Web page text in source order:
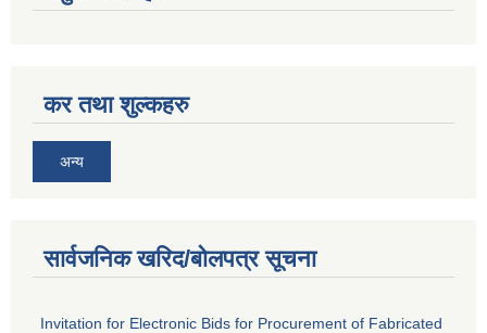
कर तथा शुल्कहरु
अन्य
सार्वजनिक खरिद/बोलपत्र सूचना
Invitation for Electronic Bids for Procurement of Fabricated